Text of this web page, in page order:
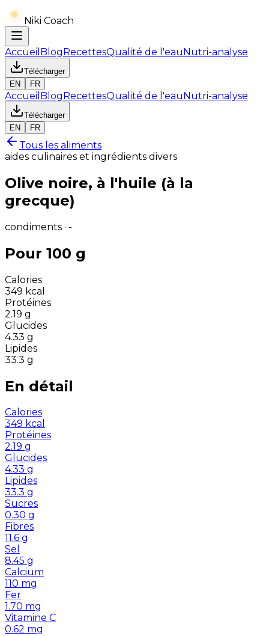
Niki Coach
Accueil BlogRecettesQualité de l'eauNutri-analyse
Télécharger
EN
FR
Accueil BlogRecettesQualité de l'eauNutri-analyse
Télécharger
EN
FR
Tous les aliments
aides culinaires et ingrédients divers
Olive noire, à l'huile (à la
grecque)
condiments · -
Pour 100 g
Calories
349 kcal
Protéines
2.19 g
Glucides
4.33 g
Lipides
33.3 g
En détail
Calories
349 kcal
Protéines
2.19 g
Glucides
4.33 g
Lipides
33.3 g
Sucres
0.30 g
Fibres
11.6 g
Sel
8.45 g
Calcium
110 mg
Fer
1.70 mg
Vitamine C
0.62 mg